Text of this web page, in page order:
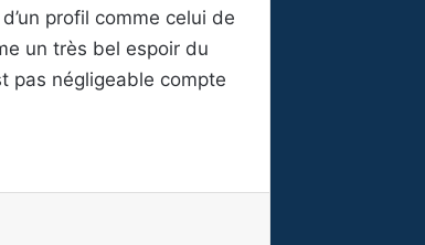
profil comme celui de
un très bel espoir du
pas négligeable compte